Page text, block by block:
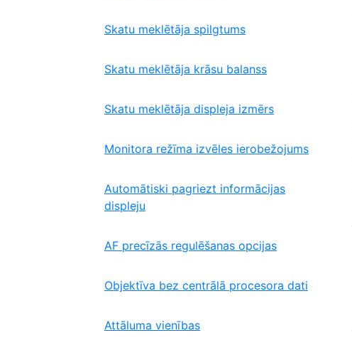
Skatu meklētāja spilgtums
Skatu meklētāja krāsu balanss
Skatu meklētāja displeja izmērs
Monitora režīma izvēles ierobežojums
Automātiski pagriezt informācijas
displeju
AF precīzās regulēšanas opcijas
Objektīva bez centrālā procesora dati
Attāluma vienības